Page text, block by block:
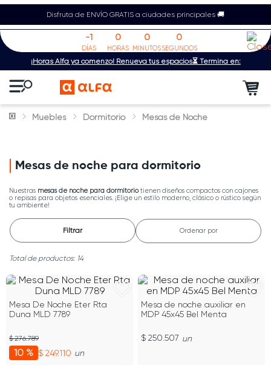
Disfruta de ENVÍO GRATIS a ciudades principales 🚚
¡Horas Alfa ya comenzó! Renueva tus espacios⏳ Termina en:
-1
DÍAS
0
HORAS
0
MINUTOS
0
SEGUNDOS
Muebles Dormitorio Mesas de Noche
Mesas de noche para dormitorio
Nuestras mesas de noche para dormitoriotienen diseños compactos con cajones
o repisas para objetos esenciales. ¡Elige un estilo moderno, clásico o rústico según
tu ambiente!
Filtrar Ordenar por
14
Mesa De Noche Eter Rta
Duna MLD 7789
10 % $ 249.110
$ 276.789
un
Mesa de noche auxiliar en
MDP 45x45 Bel Menta
$ 250.507 un